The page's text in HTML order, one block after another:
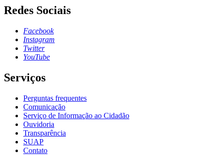
Redes Sociais
Facebook
Instagram
Twitter
YouTube
Serviços
Perguntas frequentes
Comunicação
Serviço de Informação ao Cidadão
Ouvidoria
Transparência
SUAP
Contato